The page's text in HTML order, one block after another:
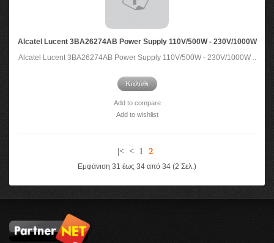
Alcatel Lucent 3BA26274AB Power Supply 110V/500W - 230V/1000W
Alcatel Lucent 3BA26274AB Power Supply 110V/500W - 230V/1000W ..
Καλάθι
Add to compare
Add to wishlist
|< < 1 2
Εμφάνιση 31 έως 34 από 34 (2 Σελ.)